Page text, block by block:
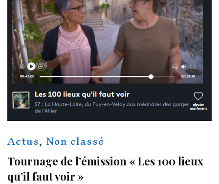
Actus, Non classé
Tournage de l’émission « Les 100 lieux
qu’il faut voir »